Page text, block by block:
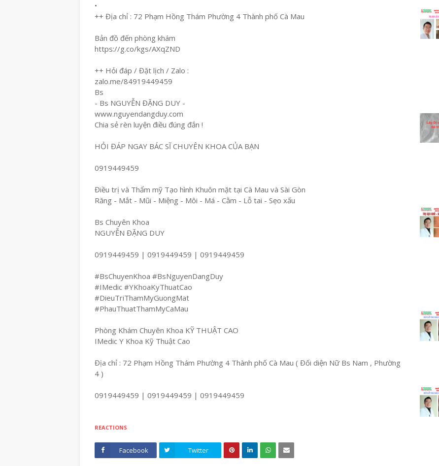
•
++ Địa chỉ : 72 Phạm Hồng Thám Phường 4 Thành phố Cà Mau
Bản đồ đến phòng khám
https://g.co/kgs/AXqZND
++ Hỏi đáp / Đặt lịch / Zalo :
zalo.me/84919449459
Bs
- Bs NGUYỄN ĐẶNG DUY -
www.nguyendangduy.com
Chia sẻ rèn luyện điều đúng đắn !
HỎI ĐÁP NGAY BÁC SĨ CHUYÊN KHOA CỦA BẠN
0919449459
Điều trị và Thẩm mỹ Tạo hình Khuôn mặt tại Cà Mau và Sài Gòn
Răng - Mắt - Mũi - Miệng - Môi - Má - Cằm - Lỗ tai - Sẹo xấu
Bs Chuyên Khoa
NGUYỄN ĐẶNG DUY
0919449459 | 0919449459 | 0919449459
#BsChuyenKhoa #BsNguyenDangDuy
#IMedic #YKhoaKyThuatCao
#DieuTriThamMyGuongMat
#PhauThuatThamMyCaMau
Phòng Khám Chuyên Khoa KỸ THUẬT CAO
IMedic Y Khoa Kỹ Thuật Cao
Địa chỉ : 72 Phạm Hồng Thám Phường 4 Thành phố Cà Mau ( Đối diện Nữ Bs Nam , Phường
4 )
0919449459 | 0919449459 | 0919449459
REACTIONS
Facebook Twitter